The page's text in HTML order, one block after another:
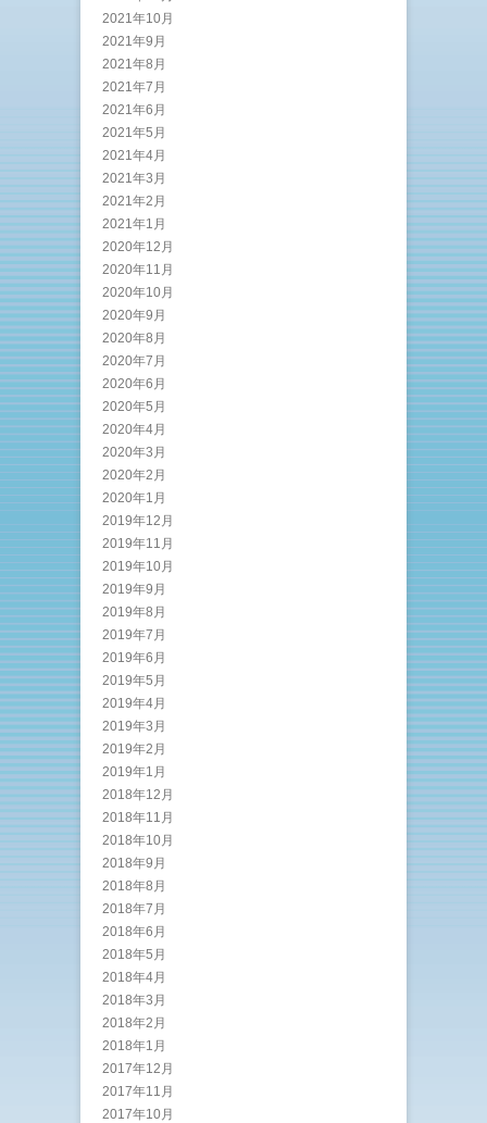
2021年10月
2021年9月
2021年8月
2021年7月
2021年6月
2021年5月
2021年4月
2021年3月
2021年2月
2021年1月
2020年12月
2020年11月
2020年10月
2020年9月
2020年8月
2020年7月
2020年6月
2020年5月
2020年4月
2020年3月
2020年2月
2020年1月
2019年12月
2019年11月
2019年10月
2019年9月
2019年8月
2019年7月
2019年6月
2019年5月
2019年4月
2019年3月
2019年2月
2019年1月
2018年12月
2018年11月
2018年10月
2018年9月
2018年8月
2018年7月
2018年6月
2018年5月
2018年4月
2018年3月
2018年2月
2018年1月
2017年12月
2017年11月
2017年10月